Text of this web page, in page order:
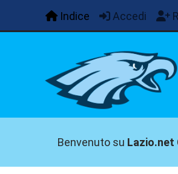
Indice Accedi
Benvenuto su Lazio.net